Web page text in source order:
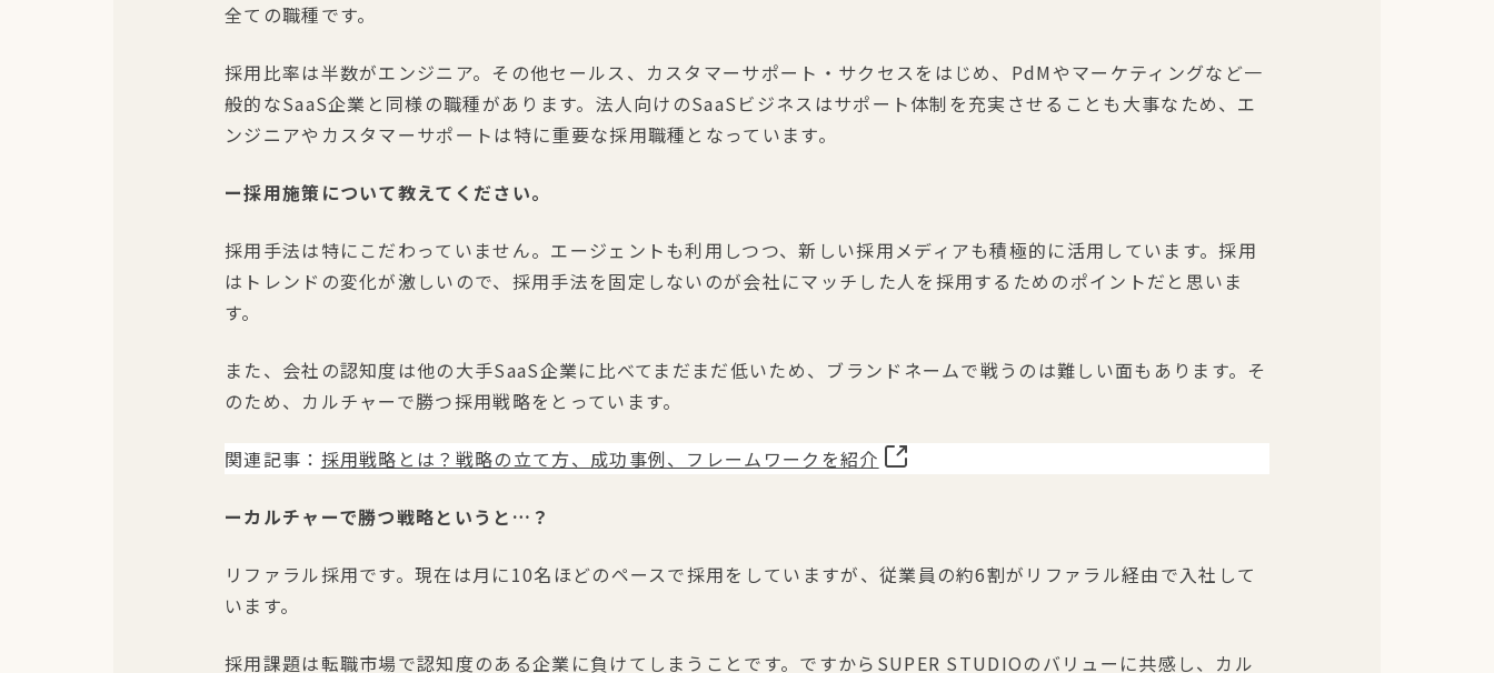
全ての職種です。
採用比率は半数がエンジニア。その他セールス、カスタマーサポート・サクセスをはじめ、PdMやマーケティングなど一
般的なSaaS企業と同様の職種があります。法人向けのSaaSビジネスはサポート体制を充実させることも大事なため、エ
ンジニアやカスタマーサポートは特に重要な採用職種となっています。
ー採用施策について教えてください。
採用手法は特にこだわっていません。エージェントも利用しつつ、新しい採用メディアも積極的に活用しています。採用
はトレンドの変化が激しいので、採用手法を固定しないのが会社にマッチした人を採用するためのポイントだと思いま
す。
また、会社の認知度は他の大手SaaS企業に比べてまだまだ低いため、ブランドネームで戦うのは難しい面もあります。そ
のため、カルチャーで勝つ採用戦略をとっています。
関連記事： 採用戦略とは？戦略の立て方、成功事例、フレームワークを紹介
ーカルチャーで勝つ戦略というと…？
リファラル採用です。現在は月に10名ほどのペースで採用をしていますが、従業員の約6割がリファラル経由で入社して
います。
採用課題は転職市場で認知度のある企業に負けてしまうことです。ですからSUPER STUDIOのバリューに共感し、カル